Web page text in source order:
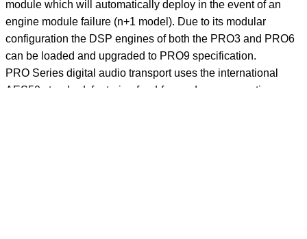
module which will automatically deploy in the event of an
engine module failure (n+1 model). Due to its modular
configuration the DSP engines of both the PRO3 and PRO6
can be loaded and upgraded to PRO9 specification.
PRO Series digital audio transport uses the international
AES50 standard, featuring feed-forward error correction